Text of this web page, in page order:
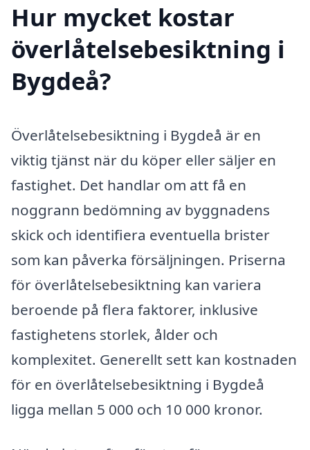
Hur mycket kostar
överlåtelsebesiktning i
Bygdeå?
Överlåtelsebesiktning i Bygdeå är en
viktig tjänst när du köper eller säljer en
fastighet. Det handlar om att få en
noggrann bedömning av byggnadens
skick och identifiera eventuella brister
som kan påverka försäljningen. Priserna
för överlåtelsebesiktning kan variera
beroende på flera faktorer, inklusive
fastighetens storlek, ålder och
komplexitet. Generellt sett kan kostnaden
för en överlåtelsebesiktning i Bygdeå
ligga mellan 5 000 och 10 000 kronor.